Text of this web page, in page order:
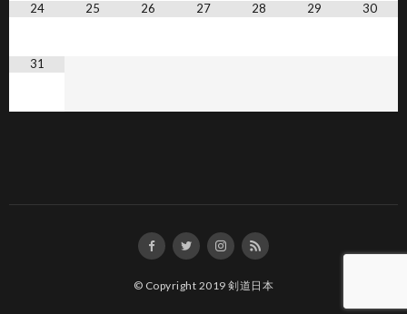
24 25 26 27 28 29 30
31
© Copyright 2019剣道日本